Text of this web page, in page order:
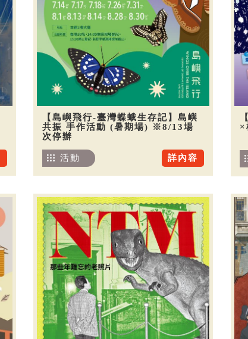
【島嶼飛行-臺灣蝶蛾生存記】島嶼
共振 手作活動 (暑期場) ※8/13場
次停辦
詳內容
活動
×